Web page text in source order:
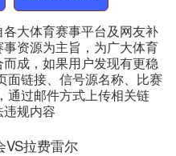
大体育赛事平台及网友补
资源为主旨，为广大体育
成，如果用户发现有更稳
面链接、信号源名称、比赛
通过邮件方式上传相关链
规内容
VS拉费雷尔